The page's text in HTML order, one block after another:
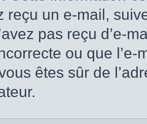
reçu un e-mail,
pas reçu d’e-
ou que
êtes sûr de